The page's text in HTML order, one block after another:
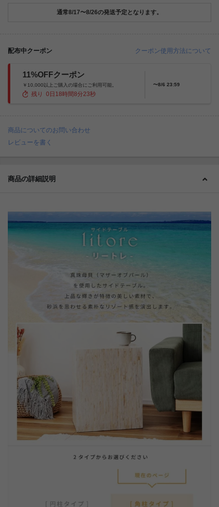
通常8/17〜8/26の発送予定となります。
配布中クーポン クーポン使用方法について
11%OFFクーポン
￥10,000以上ご購入の場合にご利用可能。
残り 0 日 18 時間8分21秒
〜8/6 23:59
商品についてのお問い合わせ
レビューを書く
商品の詳細説明